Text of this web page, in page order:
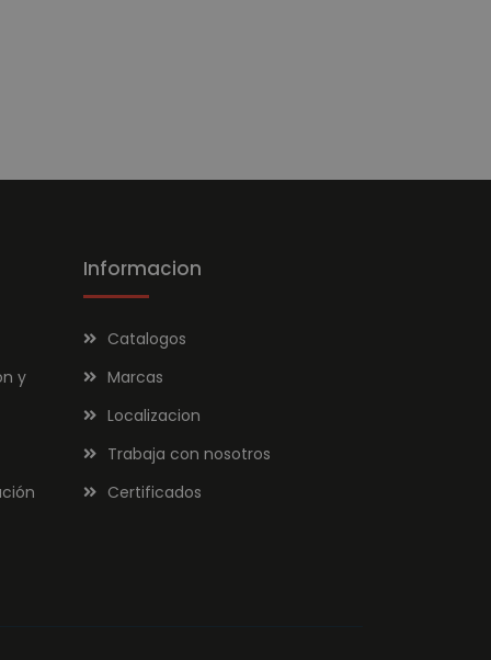
y
Informacion
Catalogos
Marcas
Localizacion
Trabaja con nosotros
Certificados